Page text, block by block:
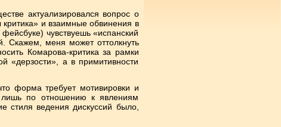
актуализировался вопрос о
критика» и взаимные обвинения в
чувствуешь «испанский
Скажем, меня может оттолкнуть
Комарова-критика за рамки
«дерзости», а в примитивности
форма требует мотивировки и
лишь по отношению к явлениям
стиля ведения дискуссий было,